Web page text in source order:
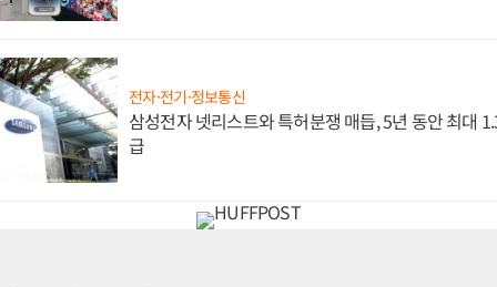
전자·전기·정보통신
삼성전자 넷리스트와 특허분쟁 매듭, 5년 동안 최대
급